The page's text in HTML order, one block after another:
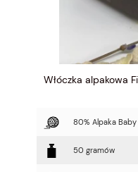
Włóczka alpakowa
80% Alpaka Baby
50 gramów